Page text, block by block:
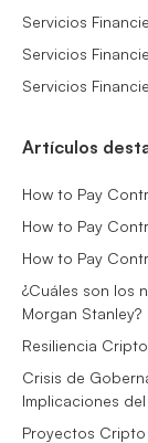
Servicios
Servicios
Servicios
Artículos
How to Pay
How to Pay
How to Pay
¿Cuáles son los
Morgan Stanley?
Resiliencia
Crisis de
Implicaciones
Proyectos Cripto